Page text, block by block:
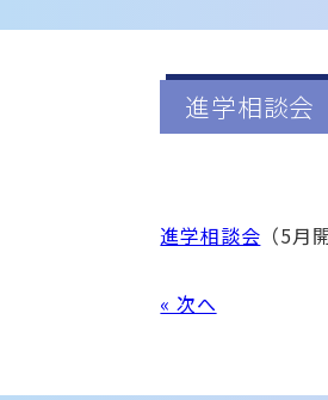
進学相談会
進学相談会 （5月
« 次へ